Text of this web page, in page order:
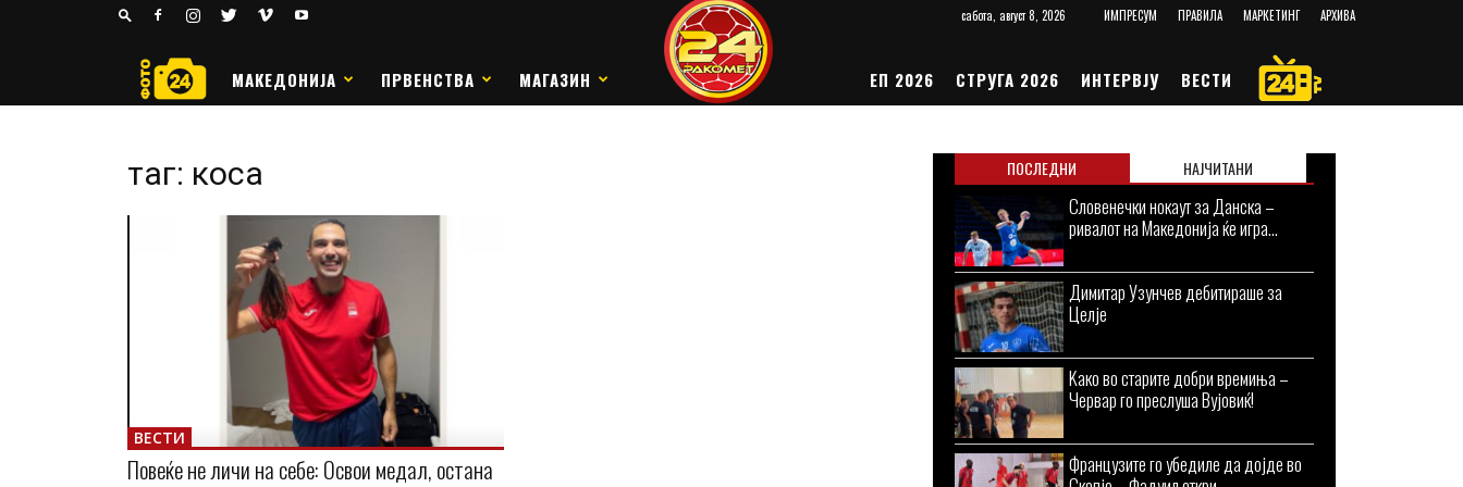
сабота, август 8, 2026 ИМПРЕСУМ ПРАВИЛА МАРКЕТИНГ АРХИВА
РАКОМЕТ
МАКЕДОНИЈА ПРВЕНСТВА МАГАЗИН ЕП 2026 СТРУГА 2026 ИНТЕРВЈУ ВЕСТИ
таг: коса
ВЕСТИ
Повеќе не личи на себе: Освои медал, остана
ПОСЛЕДНИ НАЈЧИТАНИ
Словенечки нокаут за Данска –
ривалот на Македонија ќе игра...
Димитар Узунчев дебитираше за
Целје
Kaко во старите добри времиња –
Червар го преслуша Вујовиќ!
Французите го убедиле да дојде во